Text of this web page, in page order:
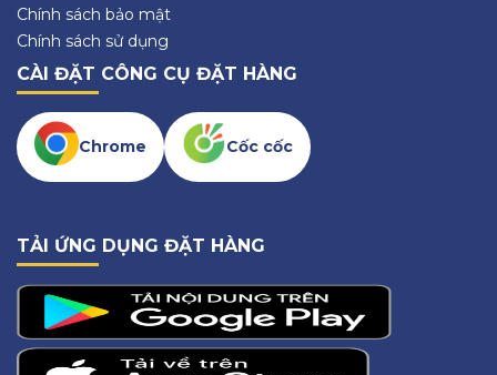
Chính sách bảo mật
Chính sách sử dụng
CÀI ĐẶT CÔNG CỤ ĐẶT HÀNG
Chrome Cốc cốc
TẢI ỨNG DỤNG ĐẶT HÀNG